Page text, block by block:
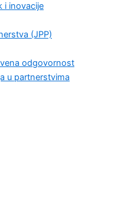
i inovacije
(JPP)
odgovornost
u partnerstvima